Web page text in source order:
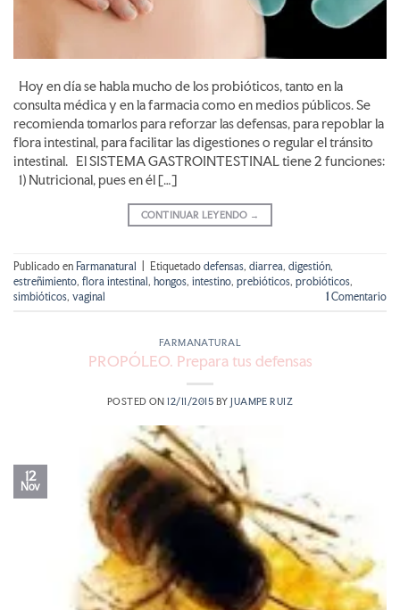
Hoy en día se habla mucho de los probióticos, tanto en la
consulta médica y en la farmacia como en medios públicos. Se
recomienda tomarlos para reforzar las defensas, para repoblar la
flora intestinal, para facilitar las digestiones o regular el tránsito
intestinal. El SISTEMA GASTROINTESTINAL tiene 2 funciones:
1) Nutricional, pues en él […]
CONTINUAR LEYENDO →
Publicado en Farmanatural Etiquetado defensas, diarrea, digestión,
estreñimiento, flora intestinal, hongos, intestino, prebióticos, probióticos,
simbióticos, vaginal 1 Comentario
FARMANATURAL
PROPÓLEO. Prepara tus defensas
POSTED ON12/11/2015 BYJUAMPE RUIZ
12
Nov